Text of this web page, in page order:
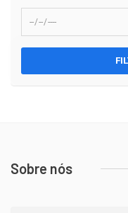
Sobre nós